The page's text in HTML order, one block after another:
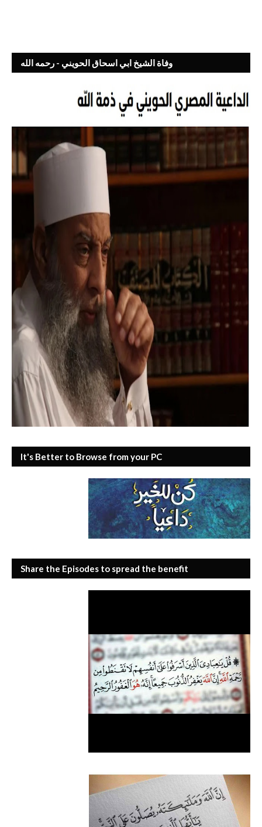
وفاة الشيخ ابي اسحاق الحويني - رحمه الله
It's Better to Browse from your PC
Share the Episodes to spread the benefit